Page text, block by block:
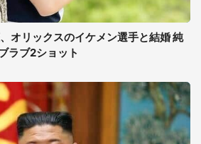
オリックスのイケメン選手と結婚 純
ラブ2ショット